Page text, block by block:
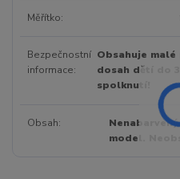
Měřítko
Bezpečnostní
informace
Obsahuje
dosah dětí do
spolknutí!
Obsah
model.